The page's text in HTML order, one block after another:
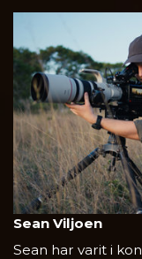
Sean Viljoen
Sean har varit i